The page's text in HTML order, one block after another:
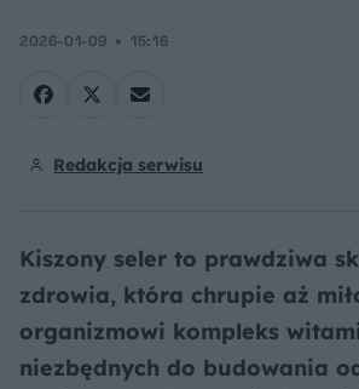
2026-01-09 15:16
Redakcja serwisu
Kiszony seler to prawdziwa
zdrowia, która chrupie aż
organizmowi kompleks
niezbędnych do budowania